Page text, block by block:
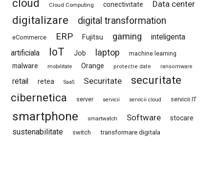
cloud Cloud Computing conectivitate Data center
digitalizare digital transformation
eCommerce ERP Fujitsu gaming
inteligenta
artificiala
IoT Job laptop machine learning
malware mobilitate Orange protectie date ransomware
retail retea SaaS Securitate
securitate
cibernetica
server servicii servicii cloud servicii IT
smartphone smartwatch Software stocare
sustenabilitate switch transformare digitala